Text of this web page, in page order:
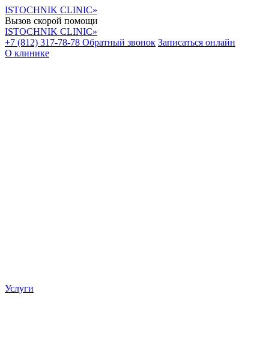
ISTOCHNIK CLINIC»
Вызов скорой помощи
ISTOCHNIK CLINIC»
+7 (812) 317-78-78 Обратный звонок Записаться онлайн
О клинике
Услуги